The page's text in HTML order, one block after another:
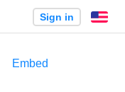
Sign in
Embed